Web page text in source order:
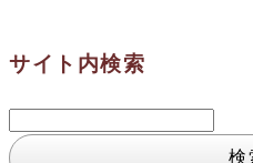
サイト内検索
検
索: